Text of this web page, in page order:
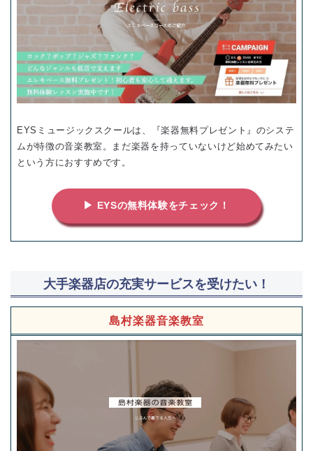
EYSミュージックスクールは、『楽器無料プレゼント』のシステ
ムが特徴の音楽教室。まだ楽器を持っていないけど始めてみたい
という方におすすめです。
▶ EYSの無料体験をチェック！
大手楽器店の充実サービスを受けたい！
島村楽器音楽教室